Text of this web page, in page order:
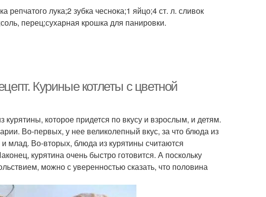
лука;2 зубка чеснока;1 яйцо;4 ст. л. сливок
перец;сухарная крошка для панировки.
Куриные котлеты с цветной
которое придется по вкусу и взрослым, и детям.
Во-первых, у нее великолепный вкус, за что блюда из
млад. Во-вторых, блюда из курятины считаются
курятина очень быстро готовится. А поскольку
можно с уверенностью сказать, что половина